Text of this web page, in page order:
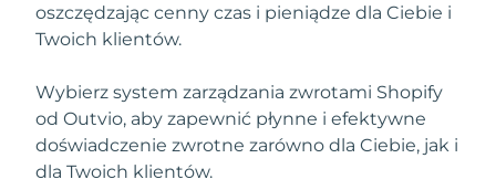
oszczędzając cenny czas i pieniądze dla Ciebie i
Twoich klientów.
Wybierz system zarządzania zwrotami Shopify
od Outvio, aby zapewnić płynne i efektywne
doświadczenie zwrotne zarówno dla Ciebie, jak i
dla Twoich klientów.